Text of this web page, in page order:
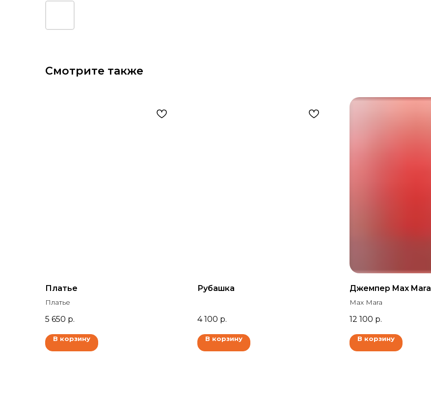
Смотрите также
Платье
Платье
5 650 р.
В корзину
Рубашка
4 100 р.
В корзину
Джемпер Max Mara
Max Mara
12 100 р.
В корзину